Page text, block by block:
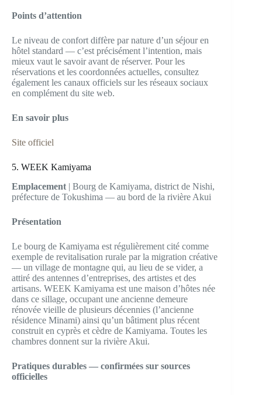
Points d’attention
Le niveau de confort diffère par nature d’un séjour en
hôtel standard — c’est précisément l’intention, mais
mieux vaut le savoir avant de réserver. Pour les
réservations et les coordonnées actuelles, consultez
également les canaux officiels sur les réseaux sociaux
en complément du site web.
En savoir plus
Site officiel
5. WEEK Kamiyama
Emplacement | Bourg de Kamiyama, district de Nishi,
préfecture de Tokushima — au bord de la rivière Akui
Présentation
Le bourg de Kamiyama est régulièrement cité comme
exemple de revitalisation rurale par la migration créative
— un village de montagne qui, au lieu de se vider, a
attiré des antennes d’entreprises, des artistes et des
artisans. WEEK Kamiyama est une maison d’hôtes née
dans ce sillage, occupant une ancienne demeure
rénovée vieille de plusieurs décennies (l’ancienne
résidence Minami) ainsi qu’un bâtiment plus récent
construit en cyprès et cèdre de Kamiyama. Toutes les
chambres donnent sur la rivière Akui.
Pratiques durables — confirmées sur sources
officielles